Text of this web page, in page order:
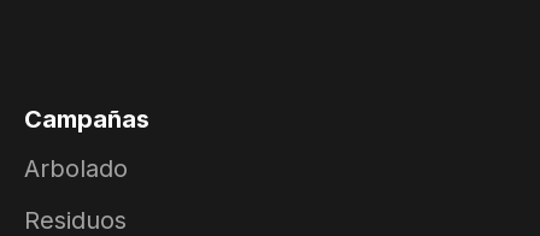
Campañas
Arbolado
Residuos